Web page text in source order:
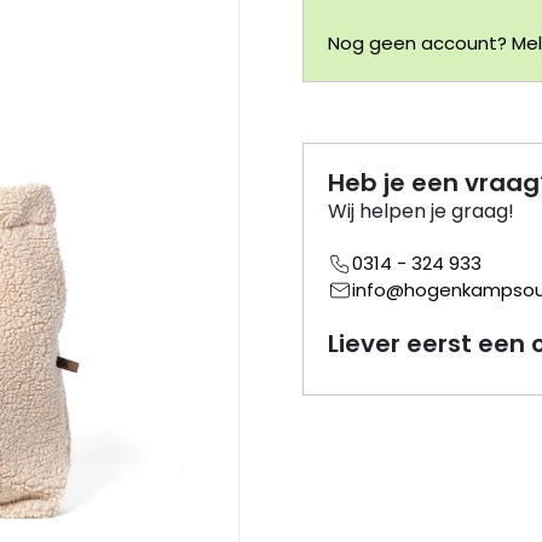
Nog geen account?
Heb je een
Wij helpen je graag!
0314 - 324 933
Liever eerst een